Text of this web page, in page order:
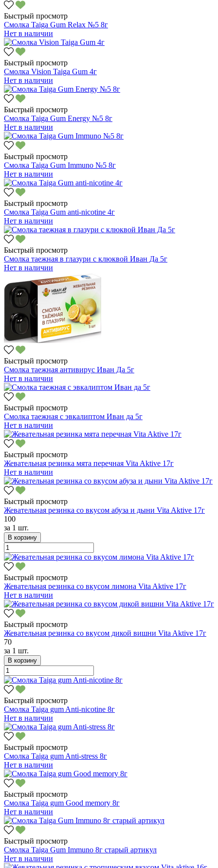
Быстрый просмотр
Смолка Taiga Gum Relax №5 8г
Нет в наличии
Быстрый просмотр
Смолка Vision Taiga Gum 4г
Нет в наличии
Быстрый просмотр
Смолка Taiga Gum Energy №5 8г
Нет в наличии
Быстрый просмотр
Смолка Taiga Gum Immuno №5 8г
Нет в наличии
Быстрый просмотр
Смолка Taiga Gum anti-nicotine 4г
Нет в наличии
Быстрый просмотр
Смолка таежная в глазури с клюквой Иван Да 5г
Нет в наличии
Быстрый просмотр
Смолка таежная антивирус Иван Да 5г
Нет в наличии
Быстрый просмотр
Смолка таежная с эвкалиптом Иван да 5г
Нет в наличии
Быстрый просмотр
Жевательная резинка мята перечная Vita Aktive 17г
Нет в наличии
Быстрый просмотр
Жевательная резинка со вкусом абуза и дыни Vita Aktive 17г
100
за 1 шт.
В корзину
Быстрый просмотр
Жевательная резинка со вкусом лимона Vita Aktive 17г
Нет в наличии
Быстрый просмотр
Жевательная резинка со вкусом дикой вишни Vita Aktive 17г
70
за 1 шт.
В корзину
Быстрый просмотр
Смолка Taiga gum Anti-nicotine 8г
Нет в наличии
Быстрый просмотр
Смолка Taiga gum Anti-stress 8г
Нет в наличии
Быстрый просмотр
Смолка Taiga gum Good memory 8г
Нет в наличии
Быстрый просмотр
Смолка Taiga Gum Immuno 8г старый артикул
Нет в наличии